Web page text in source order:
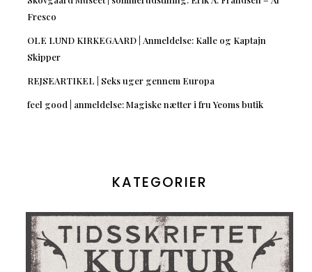
Fresco
OLE LUND KIRKEGAARD | Anmeldelse: Kalle og Kaptajn
Skipper
REJSEARTIKEL | Seks uger gennem Europa
feel good | anmeldelse: Magiske nætter i fru Yeoms butik
KATEGORIER